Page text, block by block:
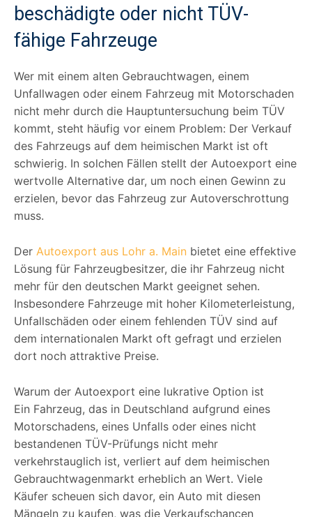
beschädigte oder nicht TÜV-
fähige Fahrzeuge
Wer mit einem alten Gebrauchtwagen, einem
Unfallwagen oder einem Fahrzeug mit Motorschaden
nicht mehr durch die Hauptuntersuchung beim TÜV
kommt, steht häufig vor einem Problem: Der Verkauf
des Fahrzeugs auf dem heimischen Markt ist oft
schwierig. In solchen Fällen stellt der Autoexport eine
wertvolle Alternative dar, um noch einen Gewinn zu
erzielen, bevor das Fahrzeug zur Autoverschrottung
muss.
Der Autoexport aus Lohr a. Main bietet eine effektive
Lösung für Fahrzeugbesitzer, die ihr Fahrzeug nicht
mehr für den deutschen Markt geeignet sehen.
Insbesondere Fahrzeuge mit hoher Kilometerleistung,
Unfallschäden oder einem fehlenden TÜV sind auf
dem internationalen Markt oft gefragt und erzielen
dort noch attraktive Preise.
Warum der Autoexport eine lukrative Option ist
Ein Fahrzeug, das in Deutschland aufgrund eines
Motorschadens, eines Unfalls oder eines nicht
bestandenen TÜV-Prüfungs nicht mehr
verkehrstauglich ist, verliert auf dem heimischen
Gebrauchtwagenmarkt erheblich an Wert. Viele
Käufer scheuen sich davor, ein Auto mit diesen
Mängeln zu kaufen, was die Verkaufschancen